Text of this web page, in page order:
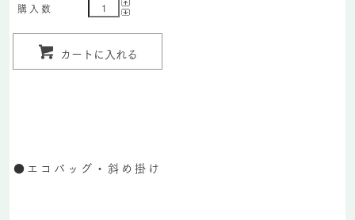
購入数
カートに入れる
●エコバッグ・斜め掛け